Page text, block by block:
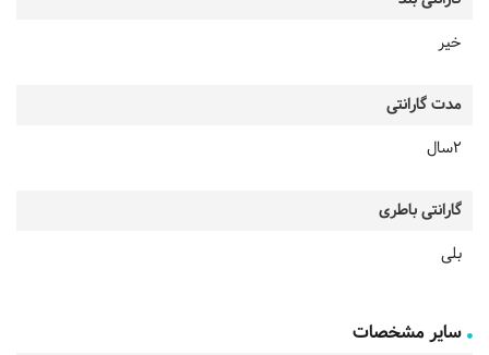
خیر
مدت گارانتی
2سال
گارانتی باطری
بلی
سایر مشخصات